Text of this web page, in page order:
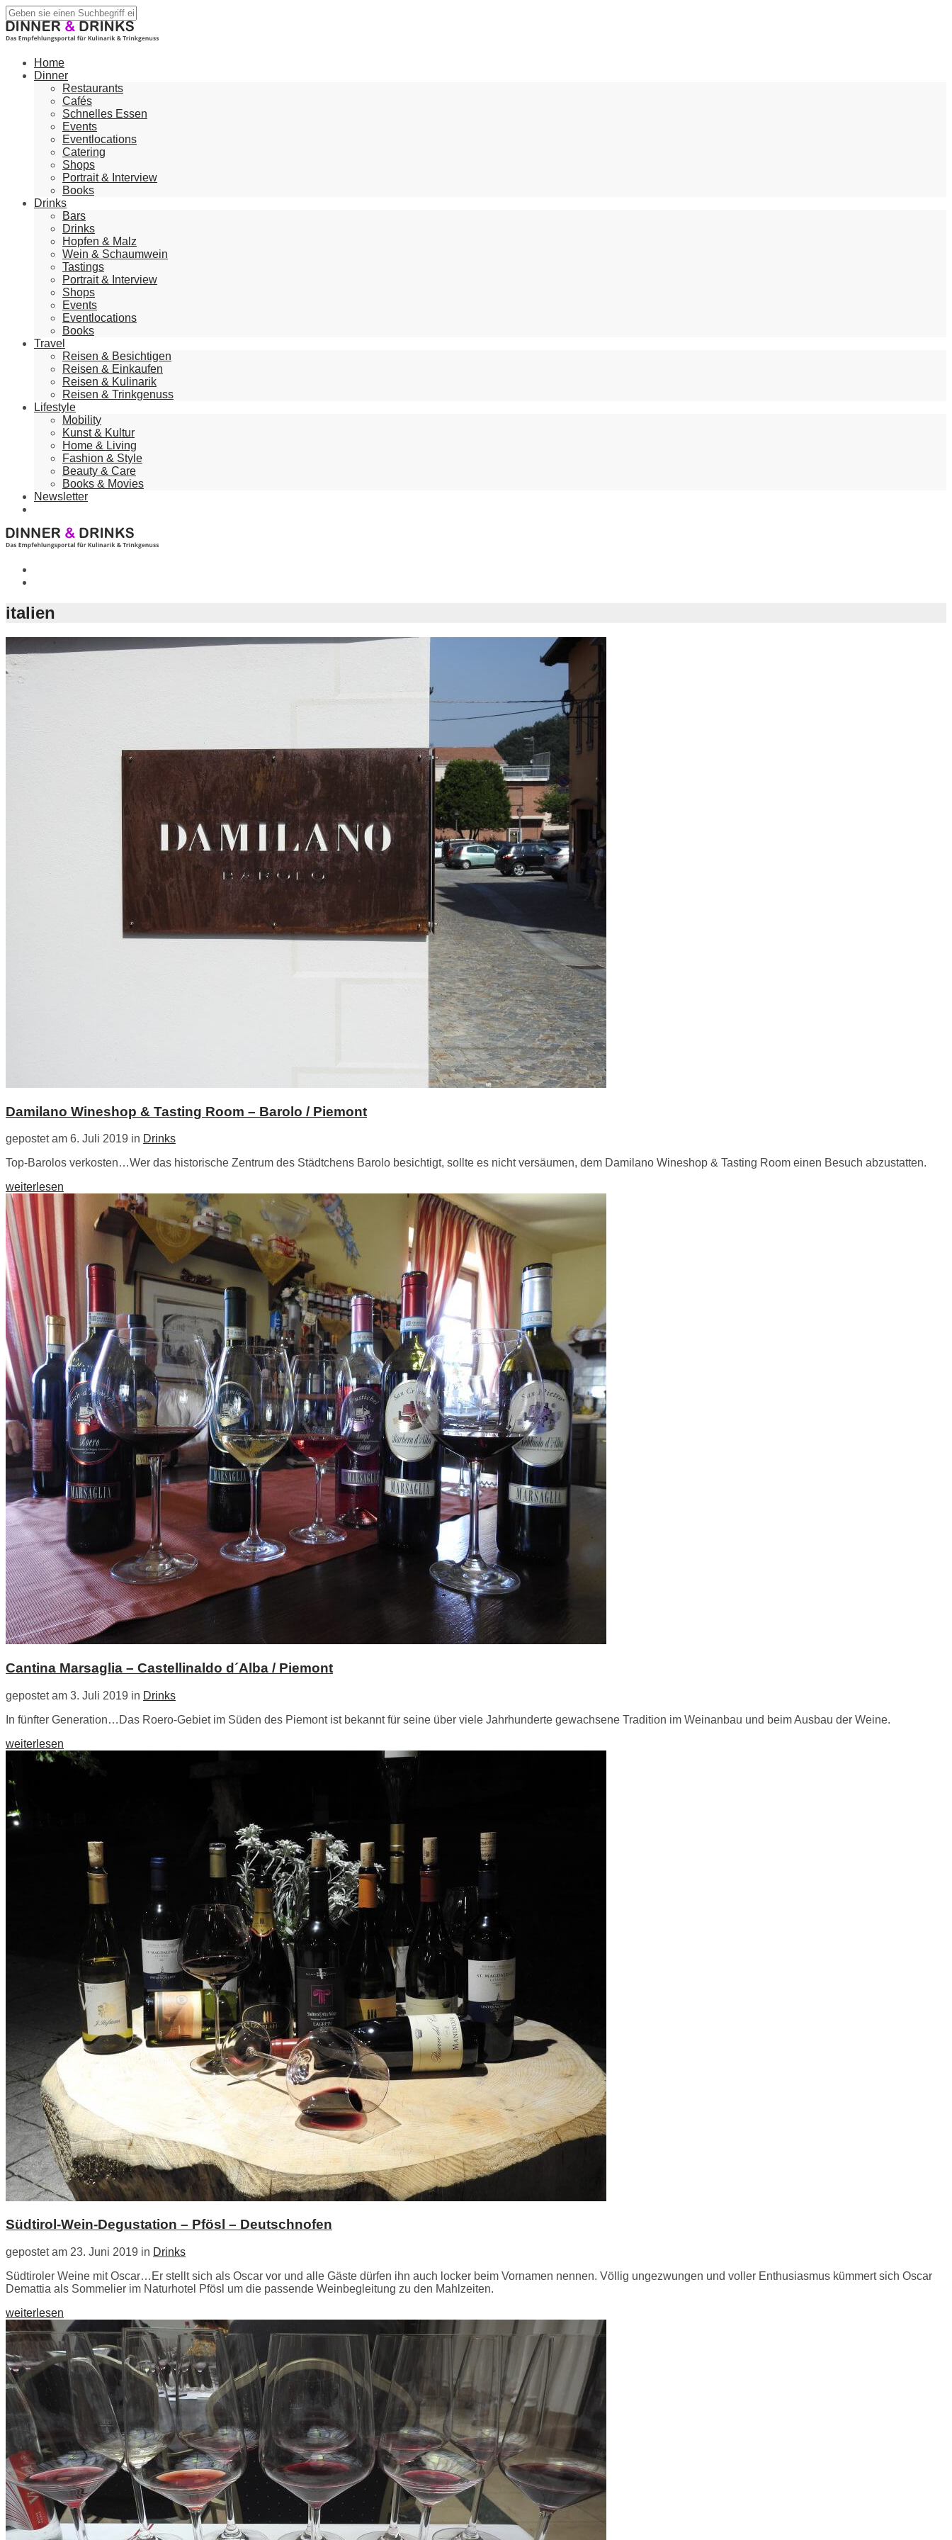
Home
Dinner
Restaurants
Cafés
Schnelles Essen
Events
Eventlocations
Catering
Shops
Portrait & Interview
Books
Drinks
Bars
Drinks
Hopfen & Malz
Wein & Schaumwein
Tastings
Portrait & Interview
Shops
Events
Eventlocations
Books
Travel
Reisen & Besichtigen
Reisen & Einkaufen
Reisen & Kulinarik
Reisen & Trinkgenuss
Lifestyle
Mobility
Kunst & Kultur
Home & Living
Fashion & Style
Beauty & Care
Books & Movies
Newsletter
italien
Damilano Wineshop & Tasting Room – Barolo / Piemont
gepostet am 6. Juli 2019 in Drinks
Top-Barolos verkosten…Wer das historische Zentrum des Städtchens Barolo besichtigt, sollte es nicht versäumen, dem Damilano Wineshop & Tasting Room einen Besuch abzustatten.
weiterlesen
Cantina Marsaglia – Castellinaldo d´Alba / Piemont
gepostet am 3. Juli 2019 in Drinks
In fünfter Generation…Das Roero-Gebiet im Süden des Piemont ist bekannt für seine über viele Jahrhunderte gewachsene Tradition im Weinanbau und beim Ausbau der Weine.
weiterlesen
Südtirol-Wein-Degustation – Pfösl – Deutschnofen
gepostet am 23. Juni 2019 in Drinks
Südtiroler Weine mit Oscar…Er stellt sich als Oscar vor und alle Gäste dürfen ihn auch locker beim Vornamen nennen. Völlig ungezwungen und voller Enthusiasmus kümmert sich Oscar
Demattia als Sommelier im Naturhotel Pfösl um die passende Weinbegleitung zu den Mahlzeiten.
weiterlesen